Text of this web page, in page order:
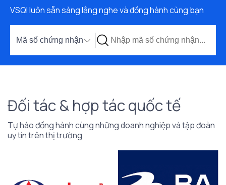
VSQI luôn sẵn sàng lắng nghe và đồng hành cùng bạn
Đối tác & hợp tác quốc tế
Tự hào đồng hành cùng những doanh nghiệp vàtập đoàn
uy tín trên thị trường